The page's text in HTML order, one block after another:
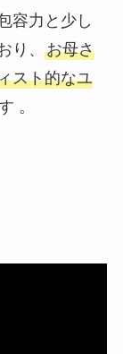
容力と少し
り、 お母さ
スト的なユ
。